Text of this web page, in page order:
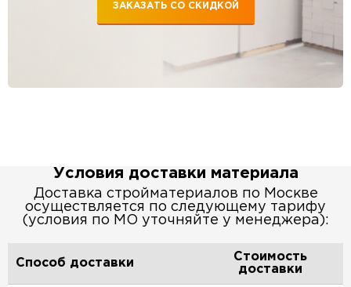
ЗАКАЗАТЬ СО СКИДКОЙ
Условия доставки материала
Доставка стройматериалов по Москве
осуществляется по следующему тарифу
(условия по МО уточняйте у менеджера):
Способ доставки
Стоимость
доставки